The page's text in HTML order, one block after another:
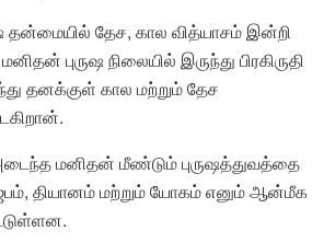
தன்மையில் தேச, கால வித்யாசம் இன்றி
புருஷ நிலையில் இருந்து பிரகிருதி
தனக்குள் கால மற்றும் தேச
மனிதன் மீண்டும் புருஷத்துவத்தை
தியானம் மற்றும் யோகம் எனும் ஆன்மீக